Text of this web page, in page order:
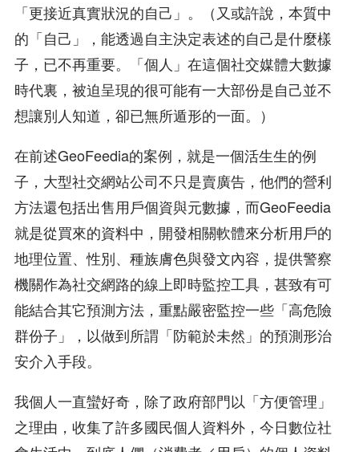
「更接近真實狀況的自己」。（又或許說，本質中
的「自己」，能透過自主決定表述的自己是什麼樣
子，已不再重要。「個人」在這個社交媒體大數據
時代裏，被迫呈現的很可能有一大部份是自己並不
想讓別人知道，卻已無所遁形的一面。）
在前述GeoFeedia的案例，就是一個活生生的例
子，大型社交網站公司不只是賣廣告，他們的營利
方法還包括出售用戶個資與元數據，而GeoFeedia
就是從買來的資料中，開發相關軟體來分析用戶的
地理位置、性別、種族膚色與發文內容，提供警察
機關作為社交網路的線上即時監控工具，甚致有可
能結合其它預測方法，重點嚴密監控一些「高危險
群份子」，以做到所謂「防範於未然」的預測形治
安介入手段。
我個人一直蠻好奇，除了政府部門以「方便管理」
之理由，收集了許多國民個人資料外，今日數位社